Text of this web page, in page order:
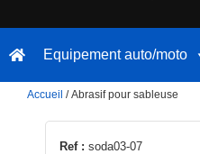
Equipement auto/moto
Accueil / Abrasif pour sableuse
Ref : soda03-07